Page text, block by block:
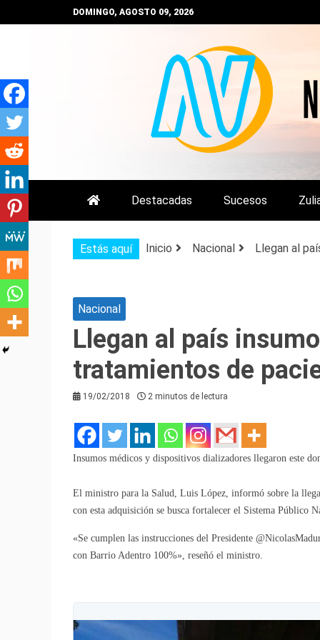
al
DOMINGO, AGOSTO 09, 2026
NOTIZULIA
NOTICIAS DEL ZULIA,
Destacadas Sucesos
Estás aquí Inicio Nacional Llegan al
Nacional
Llegan al país
tratamientos de
19/02/2018 2 minutos de lectura
Insumos médicos y dispositivos dializadores llegaron este
El ministro para la Salud, Luis López, informó sobre la
con esta adquisición se busca fortalecer el Sistema Público
«Se cumplen las instrucciones del Presidente
con Barrio Adentro 100%», reseñó el ministro.
i